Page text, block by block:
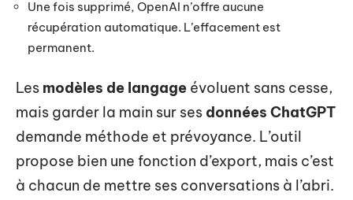
Une fois supprimé, OpenAI n’offre aucune
récupération automatique. L’effacement est
permanent.
Les modèles de langage évoluent sans cesse,
mais garder la main sur ses données ChatGPT
demande méthode et prévoyance. L’outil
propose bien une fonction d’export, mais c’est
à chacun de mettre ses conversations à l’abri.